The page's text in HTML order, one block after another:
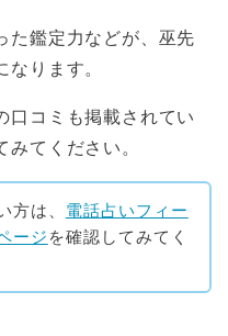
た鑑定力などが、巫先
ります。
口コミも掲載されてい
みてください。
方は、 電話占いフィー
ージ を確認してみてく